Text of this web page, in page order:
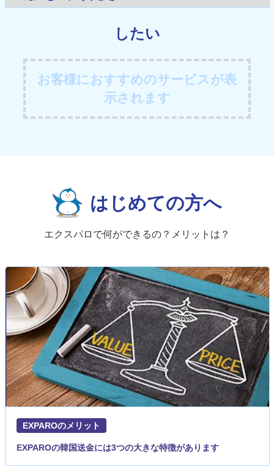
したい
お客様におすすめのサービスが表
示されます
はじめての方へ
エクスパロで何ができるの？メリットは？
EXPAROのメリット
EXPAROの韓国送金には3つの大きな特徴があります